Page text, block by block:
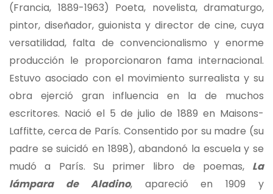
(Francia, 1889-1963) Poeta, novelista, dramaturgo,
pintor, diseñador, guionista y director de cine, cuya
versatilidad, falta de convencionalismo y enorme
producción le proporcionaron fama internacional.
Estuvo asociado con el movimiento surrealista y su
obra ejerció gran influencia en la de muchos
escritores. Nació el 5 de julio de 1889 en Maisons-
Laffitte, cerca de París. Consentido por su madre (su
padre se suicidó en 1898), abandonó la escuela y se
mudó a París. Su primer libro de poemas, La
lámpara de Aladino, apareció en 1909 y